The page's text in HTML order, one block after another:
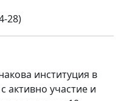
28)
институция в
активно участие и